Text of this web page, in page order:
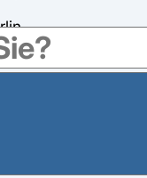
160, 12099